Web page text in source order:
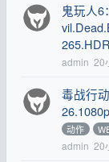
鬼玩人
admin 20
毒战行
动作
admin 20